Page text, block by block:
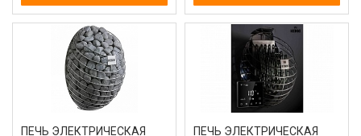
ПЕЧЬ ЭЛЕКТРИЧЕСКАЯ
ПЕЧЬ ЭЛЕКТРИЧЕСКАЯ